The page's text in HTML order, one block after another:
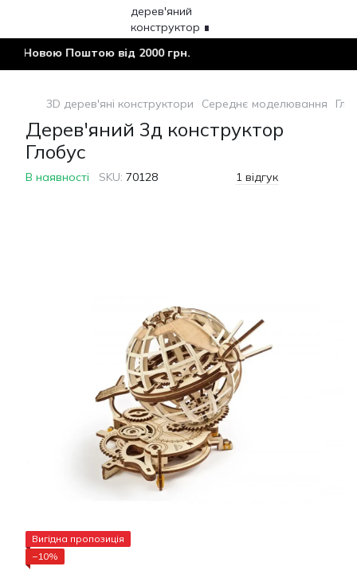
Новою Поштою від 2000 грн.
3D дерев'яні конструктори Середнє моделювання
Дерев'яний 3д конструктор
Глобус
В наявності SKU: 70128 1 відгук
Вигідна пропозиція
−10%